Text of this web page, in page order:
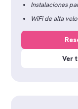
Instalaciones
WiFi de alta
Ver